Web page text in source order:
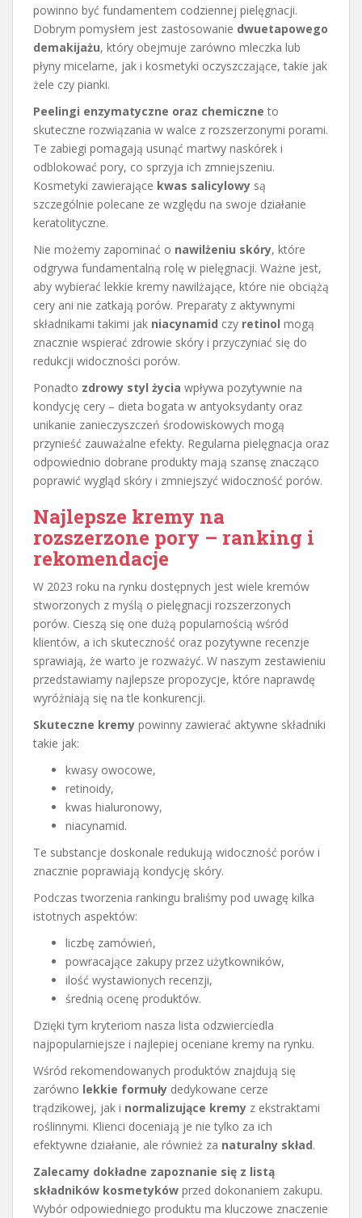
powinno być fundamentem codziennej pielęgnacji.
Dobrym pomysłem jest zastosowanie dwuetapowego
demakijażu, który obejmuje zarówno mleczka lub
płyny micelarne, jak i kosmetyki oczyszczające, takie jak
żele czy pianki.
Peelingi enzymatyczne oraz chemiczne to
skuteczne rozwiązania w walce z rozszerzonymi porami.
Te zabiegi pomagają usunąć martwy naskórek i
odblokować pory, co sprzyja ich zmniejszeniu.
Kosmetyki zawierające kwas salicylowy są
szczególnie polecane ze względu na swoje działanie
keratolityczne.
Nie możemy zapominać o nawilżeniu skóry, które
odgrywa fundamentalną rolę w pielęgnacji. Ważne jest,
aby wybierać lekkie kremy nawilżające, które nie obciążą
cery ani nie zatkają porów. Preparaty z aktywnymi
składnikami takimi jak niacynamid czy retinol mogą
znacznie wspierać zdrowie skóry i przyczyniać się do
redukcji widoczności porów.
Ponadto zdrowy styl życia wpływa pozytywnie na
kondycję cery – dieta bogata w antyoksydanty oraz
unikanie zanieczyszczeń środowiskowych mogą
przynieść zauważalne efekty. Regularna pielęgnacja oraz
odpowiednio dobrane produkty mają szansę znacząco
poprawić wygląd skóry i zmniejszyć widoczność porów.
Najlepsze kremy na
rozszerzone pory – ranking i
rekomendacje
W 2023 roku na rynku dostępnych jest wiele kremów
stworzonych z myślą o pielęgnacji rozszerzonych
porów. Cieszą się one dużą popularnością wśród
klientów, a ich skuteczność oraz pozytywne recenzje
sprawiają, że warto je rozważyć. W naszym zestawieniu
przedstawiamy najlepsze propozycje, które naprawdę
wyróżniają się na tle konkurencji.
Skuteczne kremy powinny zawierać aktywne składniki
takie jak:
kwasy owocowe,
retinoidy,
kwas hialuronowy,
niacynamid.
Te substancje doskonale redukują widoczność porów i
znacznie poprawiają kondycję skóry.
Podczas tworzenia rankingu braliśmy pod uwagę kilka
istotnych aspektów:
liczbę zamówień,
powracające zakupy przez użytkowników,
ilość wystawionych recenzji,
średnią ocenę produktów.
Dzięki tym kryteriom nasza lista odzwierciedla
najpopularniejsze i najlepiej oceniane kremy na rynku.
Wśród rekomendowanych produktów znajdują się
zarówno lekkie formuły dedykowane cerze
trądzikowej, jak i normalizujące kremy z ekstraktami
roślinnymi. Klienci doceniają je nie tylko za ich
efektywne działanie, ale również za naturalny skład.
Zalecamy dokładne zapoznanie się z listą
składników kosmetyków przed dokonaniem zakupu.
Wybór odpowiedniego produktu ma kluczowe znaczenie